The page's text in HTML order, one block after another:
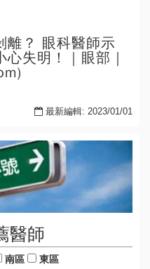
離？ 眼科醫師示
失明！｜眼部｜
最新編輯: 2023/01/01
醫師
南區 東區